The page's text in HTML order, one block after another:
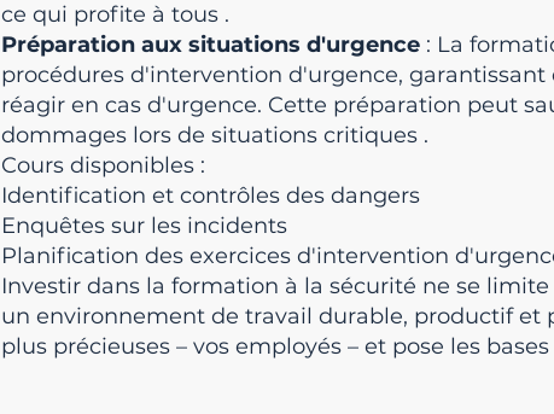
ce qui profite à tous .
Préparation aux situations d'urgence : La
procédures d'intervention d'urgence,
réagir en cas d'urgence. Cette préparation peut
dommages lors de situations critiques .
Cours disponibles :
Identification et contrôles des dangers
Enquêtes sur les incidents
Planification des exercices d'intervention
Investir dans la formation à la sécurité ne se
un environnement de travail durable, productif et
plus précieuses – vos employés – et pose les